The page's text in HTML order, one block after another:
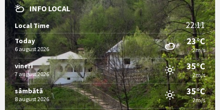
INFO LOCAL
Local Time 22:11
Today
6 august 2026
23°C
2m/s
vineri
7 august 2026
35°C
2m/s
sâmbătă
8 august 2026
35°C
2m/s